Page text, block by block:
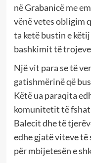
në Grabanicë me
vënë vetes obligim
ta ketë bustin e
bashkimit të
Një vit para se të
gatishmërinë që
Këtë ua paraqita
komunitetit të
Balecit dhe të
edhe gjatë viteve të
për mbijetesën e